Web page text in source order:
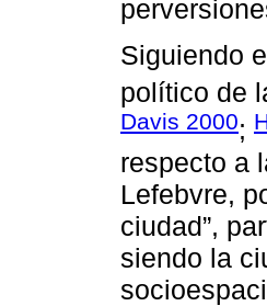
Siguiendo
político de
Davis 2000;
respecto a
Lefebvre,
ciudad”,
siendo la